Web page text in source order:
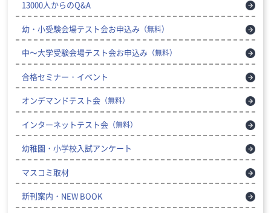
13000人からのQ&A
幼・小受験会場テスト会お申込み （無料）
中～大学受験会場テスト会お申込み （無料）
合格セミナー・イベント
オンデマンドテスト会 （無料）
インターネットテスト会 （無料）
幼稚園・小学校入試アンケート
マスコミ取材
新刊案内・NEW BOOK